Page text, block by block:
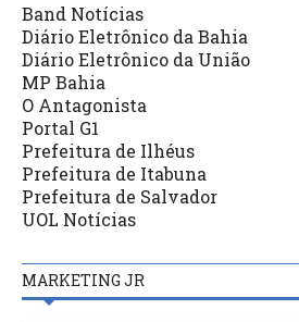
Band Notícias
Diário Eletrônico da Bahia
Diário Eletrônico da União
MP Bahia
O Antagonista
Portal G1
Prefeitura de Ilhéus
Prefeitura de Itabuna
Prefeitura de Salvador
UOL Notícias
MARKETING JR